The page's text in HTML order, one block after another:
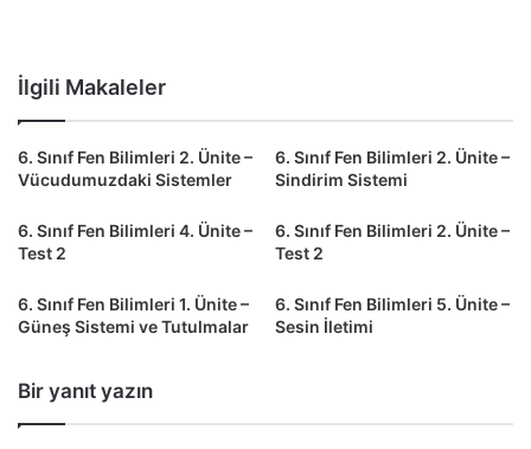
İlgili Makaleler
6. Sınıf Fen Bilimleri 2. Ünite –
Vücudumuzdaki Sistemler
6. Sınıf Fen Bilimleri 2. Ünite –
Sindirim Sistemi
6. Sınıf Fen Bilimleri 4. Ünite –
Test 2
6. Sınıf Fen Bilimleri 2. Ünite –
Test 2
6. Sınıf Fen Bilimleri 1. Ünite –
Güneş Sistemi ve Tutulmalar
6. Sınıf Fen Bilimleri 5. Ünite –
Sesin İletimi
Bir yanıt yazın